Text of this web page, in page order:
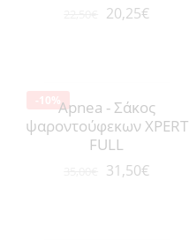
20,25€
-10%Apnea - Σάκος
ψαροντούφεκων XPERT
FULL
31,50€